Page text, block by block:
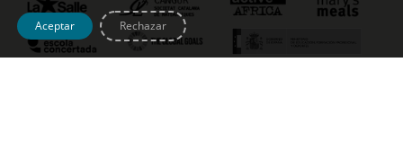
Aceptar Rechazar